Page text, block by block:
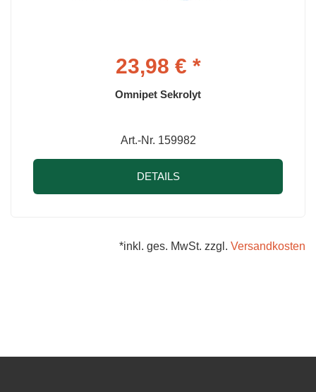
23,98 € *
Omnipet Sekrolyt
Art.-Nr. 159982
DETAILS
*inkl. ges. MwSt. zzgl. Versandkosten